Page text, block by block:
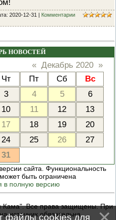
ПРИМЕНЯЕМЫЙ ПРИ
ФЕДЕРАЛЬНОГО ЗНАЧЕНИЯ
ПРОГРАММА ПРОФИЛАКТИКИ
РИСКОВ ПРИЧИНЕНИЯ
ПЛАН ПРОВЕДЕНИЯ
КОНТРОЛЬНЫХ
МЕРОПРИЯТИЙ
ИСЧЕРПЫВАЮЩИЙ
СВЕДЕНИЙ, КОТОРЫЕ МОГУТ
ЗАПРАШИВАТЬСЯ
(НАДЗОРНЫМ) ОРГАНОМ У
КОНТРОЛИРУЕМОГО ЛИЦА
2020-12-31 | Комментарии
НОВОСТЕЙ
« Декабрь 2020 »
Чт Пт Сб
Вс
3 4 5
6
10 11 12
13
17 18 19
20
24 25 26
27
31
сайта. Функциональность
быть ограничена
в полную версию
Все права защищены. При
источник обязательна
файлы cookies для